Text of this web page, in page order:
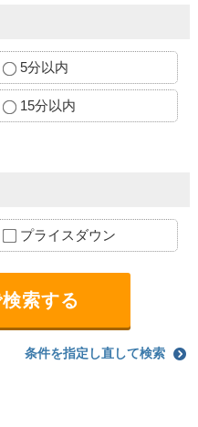
5分以内
15分以内
プライスダウン
条件を指定し直して検索